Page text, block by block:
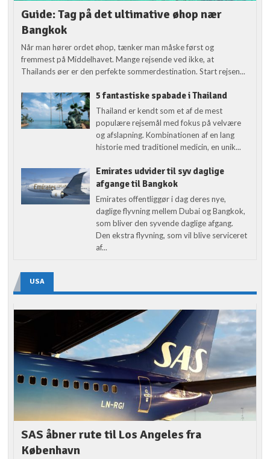
Guide: Tag på det ultimative øhop nær
Bangkok
Når man hører ordet øhop, tænker man måske først og
fremmest på Middelhavet. Mange rejsende ved ikke, at
Thailands øer er den perfekte sommerdestination. Start rejsen...
5 fantastiske spabade i Thailand
Thailand er kendt som et af de mest
populære rejsemål med fokus på velvære
og afslapning. Kombinationen af en lang
historie med traditionel medicin, en unik...
Emirates udvider til syv daglige
afgange til Bangkok
Emirates offentliggør i dag deres nye,
daglige flyvning mellem Dubai og Bangkok,
som bliver den syvende daglige afgang.
Den ekstra flyvning, som vil blive serviceret
af...
USA
SAS åbner rute til Los Angeles fra
København